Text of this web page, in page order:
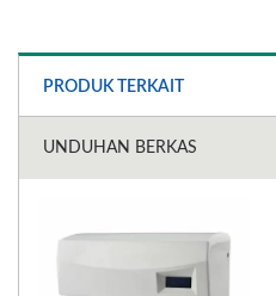
PRODUK TERKAIT
UNDUHAN BERKAS